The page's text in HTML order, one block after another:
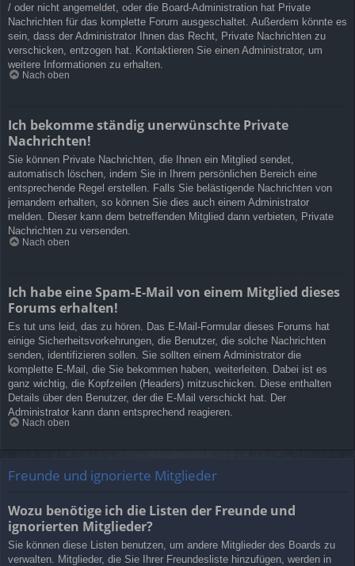
/ oder nicht angemeldet, oder die Board-Administration hat Private
Nachrichten für das komplette Forum ausgeschaltet. Außerdem könnte es
sein, dass der Administrator Ihnen das Recht, Private Nachrichten zu
verschicken, entzogen hat. Kontaktieren Sie einen Administrator, um
weitere Informationen zu erhalten.
Nach oben
Ich bekomme ständig unerwünschte Private
Nachrichten!
Sie können Private Nachrichten, die Ihnen ein Mitglied sendet,
automatisch löschen, indem Sie in Ihrem persönlichen Bereich eine
entsprechende Regel erstellen. Falls Sie belästigende Nachrichten von
jemandem erhalten, so können Sie dies auch einem Administrator
melden. Dieser kann dem betreffenden Mitglied dann verbieten, Private
Nachrichten zu versenden.
Nach oben
Ich habe eine Spam-E-Mail von einem Mitglied dieses
Forums erhalten!
Es tut uns leid, das zu hören. Das E-Mail-Formular dieses Forums hat
einige Sicherheitsvorkehrungen, die Benutzer, die solche Nachrichten
senden, identifizieren sollen. Sie sollten einem Administrator die
komplette E-Mail, die Sie bekommen haben, weiterleiten. Dabei ist es
ganz wichtig, die Kopfzeilen (Headers) mitzuschicken. Diese enthalten
Details über den Benutzer, der die E-Mail verschickt hat. Der
Administrator kann dann entsprechend reagieren.
Nach oben
Freunde und ignorierte Mitglieder
Wozu benötige ich die Listen der Freunde und
ignorierten Mitglieder?
Sie können diese Listen benutzen, um andere Mitglieder des Boards zu
verwalten. Mitglieder, die Sie Ihrer Freundesliste hinzufügen, werden in